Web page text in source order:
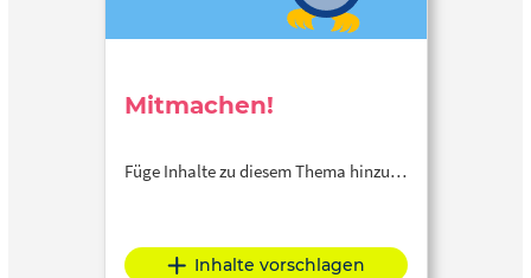
Mitmachen!
Füge Inhalte zu diesem Thema hinzu…
Inhalte vorschlagen